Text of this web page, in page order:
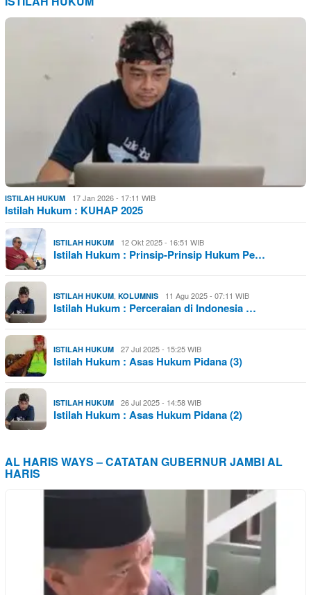
ISTILAH HUKUM 17 Jan 2026 - 17:11 WIB
Istilah Hukum : KUHAP 2025
ISTILAH HUKUM 12 Okt 2025 - 16:51 WIB
Istilah Hukum : Prinsip-Prinsip Hukum Pe…
ISTILAH HUKUM, KOLUMNIS 11 Agu 2025 - 07:11 WIB
Istilah Hukum : Perceraian di Indonesia …
ISTILAH HUKUM 27 Jul 2025 - 15:25 WIB
Istilah Hukum : Asas Hukum Pidana (3)
ISTILAH HUKUM 26 Jul 2025 - 14:58 WIB
Istilah Hukum : Asas Hukum Pidana (2)
AL HARIS WAYS – CATATAN GUBERNUR JAMBI AL
HARIS